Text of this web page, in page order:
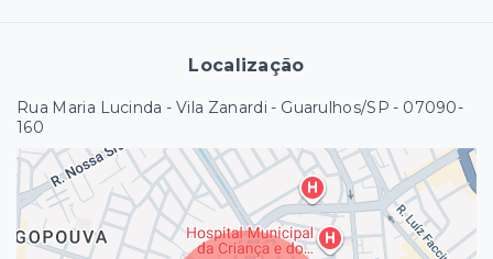
Localização
Rua Maria Lucinda - Vila Zanardi - Guarulhos/SP - 07090-
160